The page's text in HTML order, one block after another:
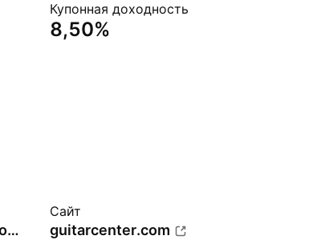
Купонная доходность
8,50%
Магазины электроники и бытовой техники
Сайт
guitarcenter.com